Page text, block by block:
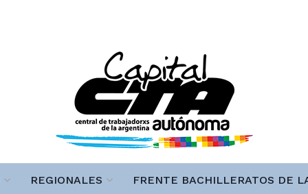
REGIONALES FRENTE BACHILLERATOS DE